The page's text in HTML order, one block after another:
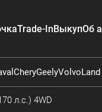
Trade-InВыкупОб
CheryGeelyVolvo
л.с.) 4WD